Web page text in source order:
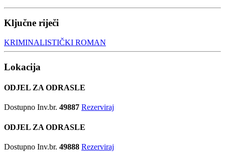
Ključne riječi
KRIMINALISTIČKI ROMAN
Lokacija
ODJEL ZA ODRASLE
Dostupno Inv.br. 49887 Rezerviraj
ODJEL ZA ODRASLE
Dostupno Inv.br. 49888 Rezerviraj